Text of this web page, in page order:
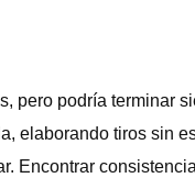
podría terminar
elaborando tiros sin
Encontrar